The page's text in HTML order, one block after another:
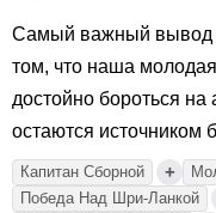
Самый важный вывод
том, что наша
достойно бороться на
остаются источником
Капитан Сборной +
Победа Над Шри-Ланкой